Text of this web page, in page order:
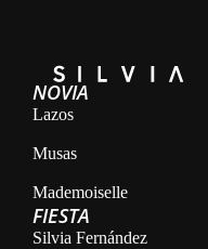
NOVIA
Lazos
Musas
Mademoiselle
FIESTA
Silvia Fernández